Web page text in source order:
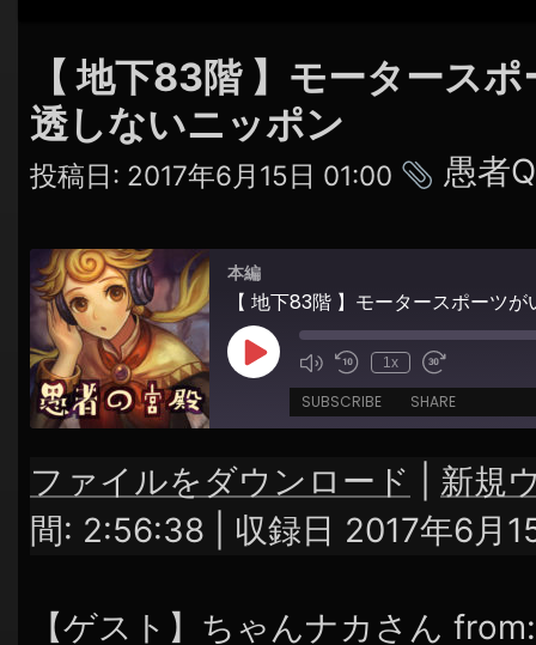
ビ
ゲ
ー
ョ
ン
【 地下83階 】モータース
透しないニッポン
投稿日: 2017年6月15日 01:00
タ
愚者
本編
【 地下83階 】モータースポーツ
Play
Episode
1x
SUBSCRIBE SHARE
RSS FEED
SHARE
LINK
ファイルをダウンロード
新規
間: 2:56:38
収録日 2017年6月
【ゲスト】ちゃんナカさん